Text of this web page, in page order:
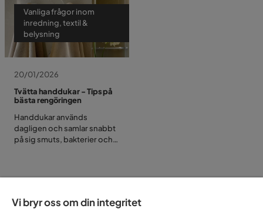
20/01/2026
Tvätta handdukar - Tips på
bästa rengöringen
Handdukar används
dagligen och samlar snabbt
på sig smuts, bakterier och
hur ofta du bör tvätta dem
Vanliga frågor inom
inredning, textil &
belysning
Vi bryr oss om din integritet